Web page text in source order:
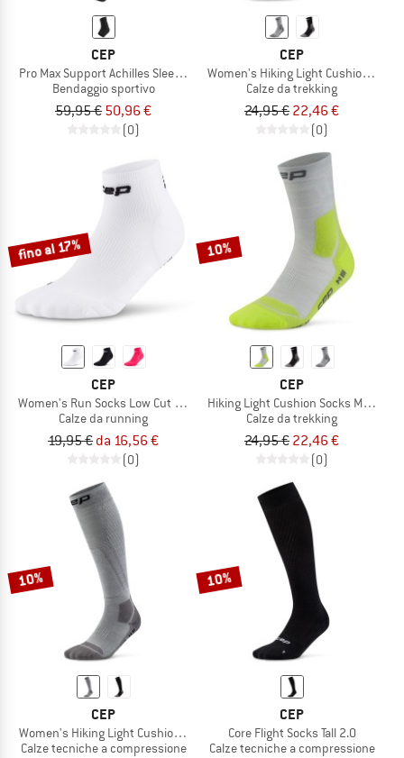
CEP
Pro Max Support Achilles Sleeve 2.0
Bendaggio sportivo
59,95 € 50,96 €
(0)
CEP
Women's Hiking Light Cushion
Calze da trekking
24,95 € 22,46 €
(0)
fino al 17%
CEP
Women's Run Socks Low Cut 5.0
Calze da running
19,95 € da 16,56 €
(0)
10%
CEP
Hiking Light Cushion Socks Mid Cut
Calze da trekking
24,95 € 22,46 €
(0)
10%
CEP
Women's Hiking Light Cushion Socks Tall
Calze tecniche a compressione
10%
CEP
Core Flight Socks Tall 2.0
Calze tecniche a compressione